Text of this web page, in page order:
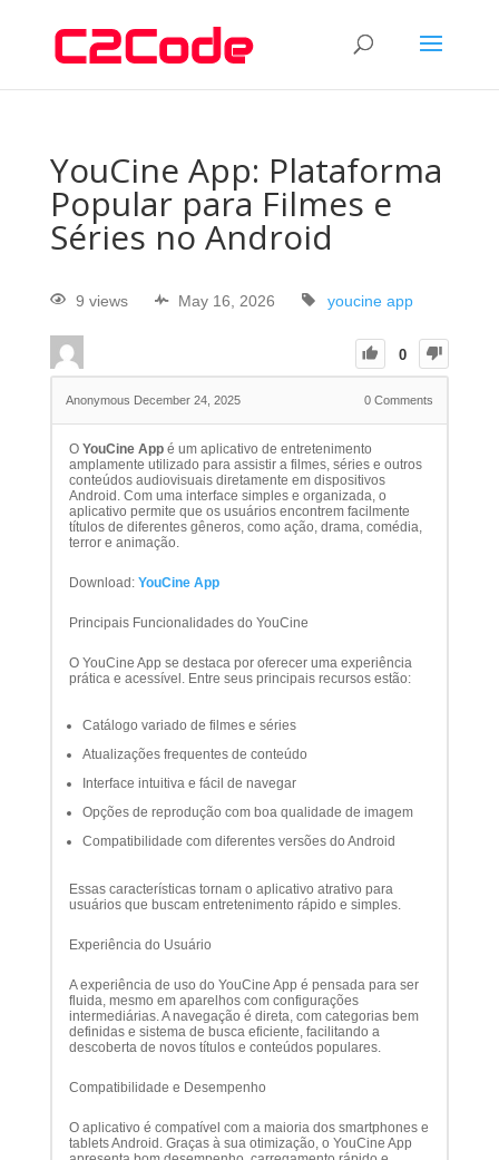
YouCine App: Plataforma
Popular para Filmes e
Séries no Android
9 views May 16, 2026 youcine app
0
Anonymous December 24, 2025 0 Comments
O YouCine Appé um aplicativo de entretenimento
amplamente utilizado para assistir a filmes, séries e outros
conteúdos audiovisuais diretamente em dispositivos
Android. Com uma interface simples e organizada, o
aplicativo permite que os usuários encontrem facilmente
títulos de diferentes gêneros, como ação, drama, comédia,
terror e animação.
Download: YouCine App
Principais Funcionalidades do YouCine
O YouCine App se destaca por oferecer uma experiência
prática e acessível. Entre seus principais recursos estão:
Catálogo variado de filmes e séries
Atualizações frequentes de conteúdo
Interface intuitiva e fácil de navegar
Opções de reprodução com boa qualidade de imagem
Compatibilidade com diferentes versões do Android
Essas características tornam o aplicativo atrativo para
usuários que buscam entretenimento rápido e simples.
Experiência do Usuário
A experiência de uso do YouCine App é pensada para ser
fluida, mesmo em aparelhos com configurações
intermediárias. A navegação é direta, com categorias bem
definidas e sistema de busca eficiente, facilitando a
descoberta de novos títulos e conteúdos populares.
Compatibilidade e Desempenho
O aplicativo é compatível com a maioria dos smartphones e
tablets Android. Graças à sua otimização, o YouCine App